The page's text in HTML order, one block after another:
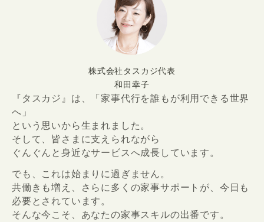
株式会社タスカジ代表
和田幸子
『タスカジ』は、「家事代行を誰もが利用できる世界
へ」
という思いから生まれました。
そして、皆さまに支えられながら
ぐんぐんと身近なサービスへ成長しています。
でも、これは始まりに過ぎません。
共働きも増え、さらに多くの家事サポートが、今日も
必要とされています。
そんな今こそ、あなたの家事スキルの出番です。